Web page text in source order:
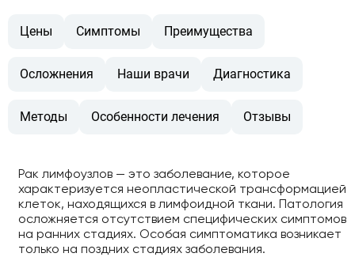
Цены Симптомы Преимущества
Осложнения Наши врачи Диагностика
Методы Особенности лечения Отзывы
Рак лимфоузлов — это заболевание, которое
характеризуется неопластической трансформацией
клеток, находящихся в лимфоидной ткани. Патология
осложняется отсутствием специфических симптомов
на ранних стадиях. Особая симптоматика возникает
только на поздних стадиях заболевания.